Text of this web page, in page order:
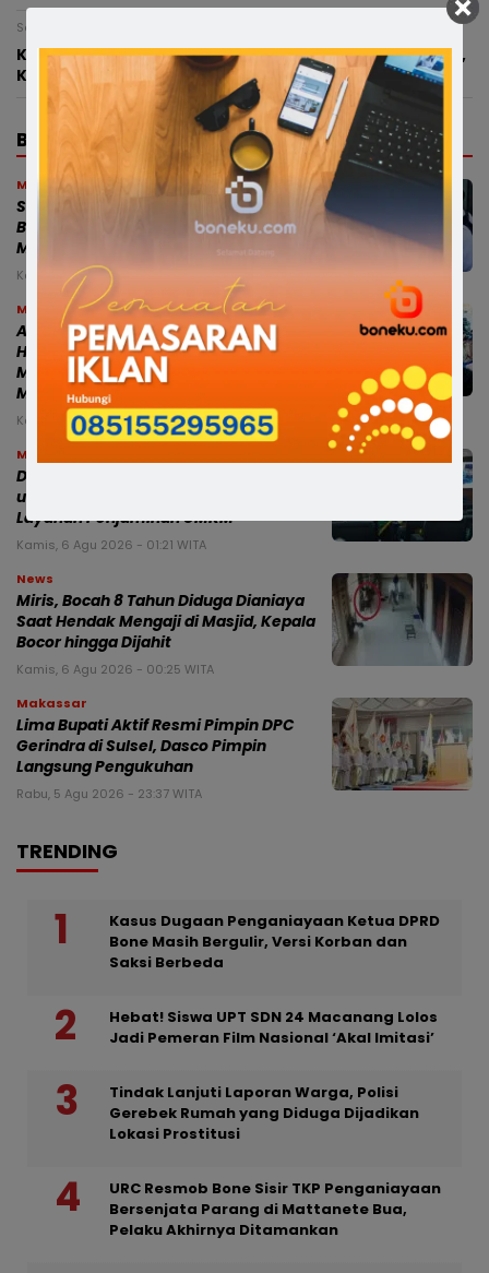
Senin, 3 Agustus 2026 - 17:11 WITA
Klaim BPJS Ketenagakerjaan CV Ardal Raya Terbantah,
Korban Irfan Ternyata Tidak Terdaftar
BERITA TERBARU
Makassar
Satu Komando! Riswan Rusandy Temui
Bambang Haryadi, Satria Bone Siap
Menangkan Gerindra
Kamis, 6 Agu 2026 - 02:58 WITA
Makassar
Audiens Bersama Menteri Lingkungan
Hidup, Gubernur Sulsel: PSEL
Mamminasata Temui Titik Terang, Siap
Masuk Tahap Lelang Ulang
Kamis, 6 Agu 2026 - 01:53 WITA
Makassar
Dua Ranperda Strategis Disiapkan
untuk Memperkuat Fiskal Daerah dan
Layanan Penjaminan UMKM
Kamis, 6 Agu 2026 - 01:21 WITA
News
Miris, Bocah 8 Tahun Diduga Dianiaya
Saat Hendak Mengaji di Masjid, Kepala
Bocor hingga Dijahit
Kamis, 6 Agu 2026 - 00:25 WITA
Makassar
Lima Bupati Aktif Resmi Pimpin DPC
Gerindra di Sulsel, Dasco Pimpin
Langsung Pengukuhan
Rabu, 5 Agu 2026 - 23:37 WITA
TRENDING
Kasus Dugaan Penganiayaan Ketua DPRD
Bone Masih Bergulir, Versi Korban dan
Saksi Berbeda
Hebat! Siswa UPT SDN 24 Macanang Lolos
Jadi Pemeran Film Nasional ‘Akal Imitasi’
Tindak Lanjuti Laporan Warga, Polisi
Gerebek Rumah yang Diduga Dijadikan
Lokasi Prostitusi
URC Resmob Bone Sisir TKP Penganiayaan
Bersenjata Parang di Mattanete Bua,
Pelaku Akhirnya Ditamankan